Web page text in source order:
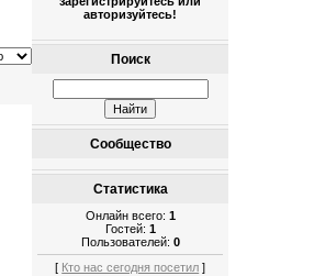
авторизуйтесь!
Поиск
Сообщество
Статистика
Онлайн всего: 1
Гостей: 1
Пользователей: 0
[ Кто нас сегодня посетил ]